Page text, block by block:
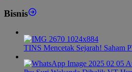
Bisnis
TINS Mencetak Sejarah! Saham